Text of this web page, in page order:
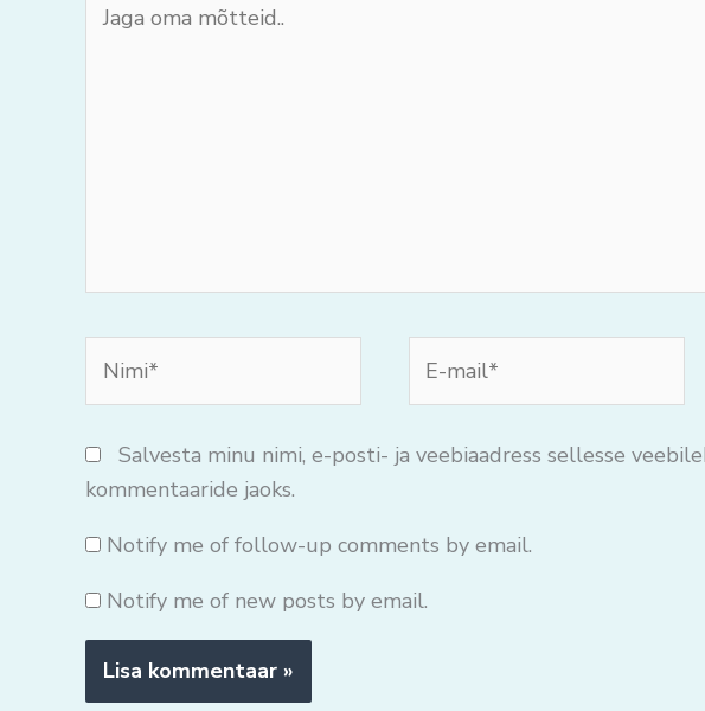
oma
mail*
Salvesta minu nimi, e-posti- ja veebiaadress sellesse
kommentaaride jaoks.
Notify me of follow-up comments by email.
Notify me of new posts by email.